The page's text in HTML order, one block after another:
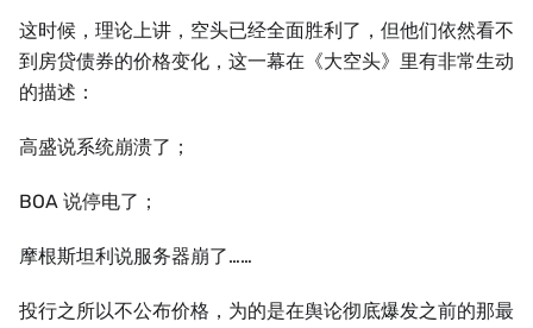
这时候，理论上讲，空头已经全面胜利了，但他们依然看不
到房贷债券的价格变化，这一幕在《大空头》里有非常生动
的描述：
高盛说系统崩溃了；
BOA 说停电了；
摩根斯坦利说服务器崩了……
投行之所以不公布价格，为的是在舆论彻底爆发之前的那最